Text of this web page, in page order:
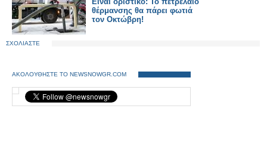
θέρμανσης θα πάρει φωτιά
τον Οκτώβρη!
ΣΧΟΛΙΑΣΤΕ
ΑΚΟΛΟΥΘΗΣΤΕ ΤΟ NEWSNOWGR.COM